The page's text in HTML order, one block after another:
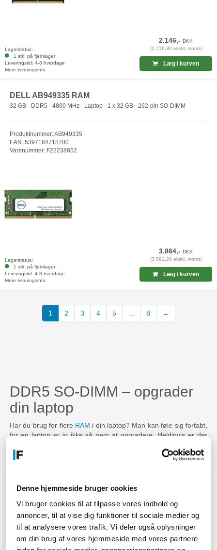
Denne hjemmeside bruger cookies
Vi bruger cookies til at tilpasse vores indhold og
annoncer, til at vise dig funktioner til sociale medier og
til at analysere vores trafik. Vi deler også oplysninger
om din brug af vores hjemmeside med vores partnere
Lagerstatus:
1 stk. på fjernlager
Leveringstid: 4-8 hverdage
Mere leveringsinfo
2.146,-DKK
(1.716,80 ekskl. moms)
Læg i kurven
DELL AB949335 RAM
32 GB - DDR5 - 4800 MHz - Laptop - 1 x 32 GB - 262-pin SO-DIMM
Produktnummer: AB949335
EAN: 5397184718780
Varenummer: F22238852
Lagerstatus:
1 stk. på fjernlager
Leveringstid: 4-8 hverdage
Mere leveringsinfo
3.864,-DKK
(3.091,20 ekskl. moms)
Læg i kurven
1 (current)
2 3 4 5 ... 8 →
DDR5 SO-DIMM – opgrader
din laptop
Har du brug for flere RAM i din laptop? Man kan føle sig fortabt,
for en laptop er jo ikke så nem at opgradere. Heldigvis er der
vi den perfekte løsning til dig.
være sikker på, at du har en bærbar PC med
DIMM.
Så snart du har styr på det, kan du nemt opgradere din bærbar,
så den har mere RAM at gøre med. DDR5 SO-DIMM kan også
være et oplagt valg, hvis du gør brug af en stationær med en